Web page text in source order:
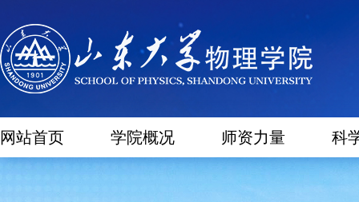
网站首页 学院概况 师资力量 科